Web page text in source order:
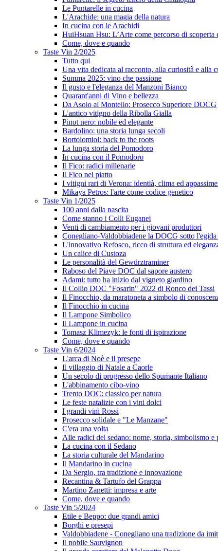
Le Puntarelle in cucina
L'Arachide: una magia della natura
In cucina con le Arachidi
HuiHsuan Hsu: L’Arte come percorso di scoperta
Come, dove e quando
Taste Vin 2/2025
Tutto qui
Una vita dedicata al racconto, alla curiosità e alla
Summa 2025: vino che passione
Il gusto e l'eleganza del Manzoni Bianco
Quarant'anni di Vino e bellezza
Da Asolo al Montello: Prosecco Superiore DOCG
L'antico vitigno della Ribolla Gialla
Pinot nero: nobile ed elegante
Bardolino: una storia lunga secoli
Bortolomiol: back to the roots
La lunga storia del Pomodoro
In cucina con il Pomodoro
Il Fico: radici millenarie
Il Fico nel piatto
I vitigni rari di Verona: identià, clima ed
Mikaya Petros: l'arte come codice genetico
Taste Vin 1/2025
100 anni dalla nascita
Come stanno i Colli Euganei
Venti di cambiamento per i giovani produttori
Conegliano-Valdobbiadene la DOCG sotto
L'innovativo Refosco, ricco di struttura ed
Un calice di Custoza
Le personalità del Gewürztraminer
Raboso del Piave DOC dal sapore austero
Adami: tutto ha inizio dal vigneto giardino
Il Collio DOC "Fosarin" 2022 di Ronco dei Tassi
Il Finocchio, da maratoneta a simbolo di
Il Finocchio in cucina
Il Lampone Simbolico
Il Lampone in cucina
Tomasz Klimezyk: le fonti di ispirazione
Come, dove e quando
Taste Vin 6/2024
L'arca di Noè e il presepe
Il villaggio di Natale a Caorle
Un secolo di progresso dello Spumante Italiano
L'abbinamento cibo-vino
Trento DOC: classico per natura
Le feste natalizie con i vini dolci
I grandi vini Rossi
Prosecco solidale e "Le Manzane"
C'era una volta
Alle radici del sedano: nome, storia, simbolismo e
La cucina con il Sedano
La storia culturale del Mandarino
Il Mandarino in cucina
Da Sergio, tra tradizione e innovazione
Recantina & Tartufo del Grappa
Martino Zanetti: impresa e arte
Come, dove e quando
Taste Vin 5/2024
Etile e Beppo: due grandi amici
Borghi e presepi
Valdobbiadene - Conegliano una tradizione da
Il nobile Sauvignon